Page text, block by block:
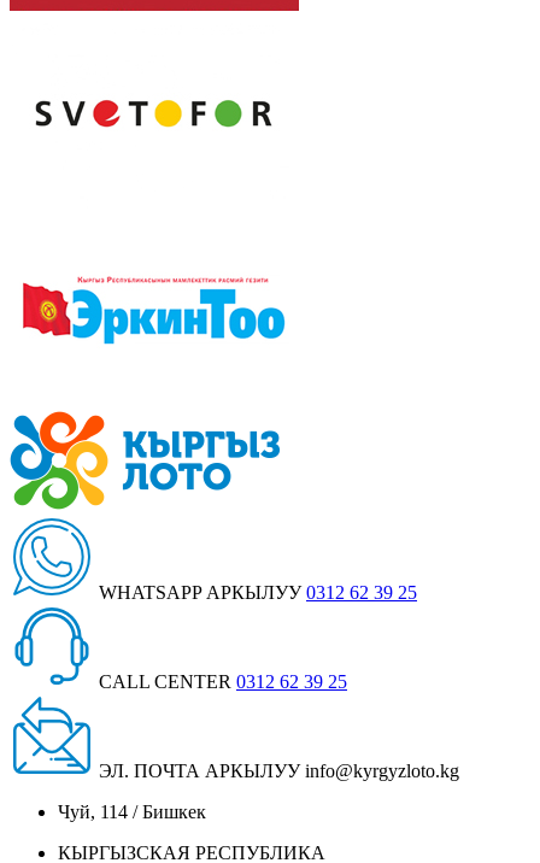
WHATSAPP АРКЫЛУУ 0312 62 39 25
CALL CENTER 0312 62 39 25
ЭЛ. ПОЧТА АРКЫЛУУ info@kyrgyzloto.kg
Чуй, 114 / Бишкек
КЫРГЫЗСКАЯ РЕСПУБЛИКА